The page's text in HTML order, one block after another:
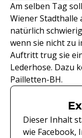
Am selben Tag
Wiener
natürlich
wenn sie nicht zu
Auftritt trug sie
Lederhose. Dazu
Pailletten-BH.
Dieser Inhalt
wie Facebook,